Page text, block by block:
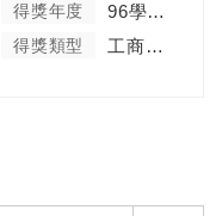
得獎年度 96學年度
得獎類型 工商菁英類